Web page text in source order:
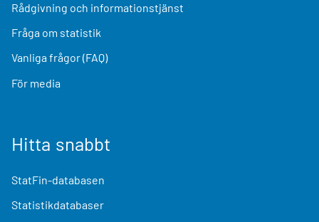
Rådgivning och informationstjänst
Fråga om statistik
Vanliga frågor (FAQ)
För media
Hitta snabbt
StatFin-databasen
Statistikdatabaser